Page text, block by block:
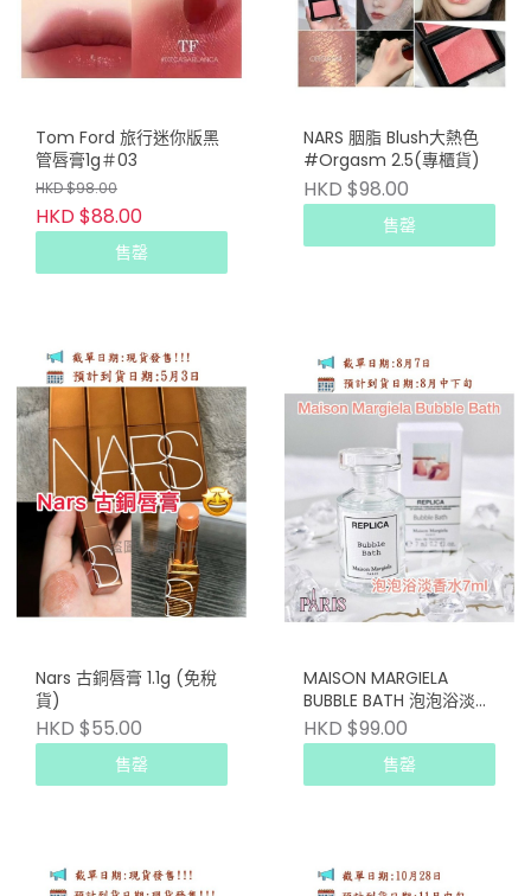
Tom Ford 旅行迷你版黑
管唇膏1g＃03
HKD $98.00
HKD $88.00
售罄
NARS 胭脂 Blush大熱色
#Orgasm 2.5(專櫃貨)
HKD $98.00
售罄
Nars 古銅唇膏 1.1g (免稅
貨)
HKD $55.00
售罄
MAISON MARGIELA
BUBBLE BATH 泡泡浴淡香
水 7ml(專櫃貨)
HKD $99.00
售罄